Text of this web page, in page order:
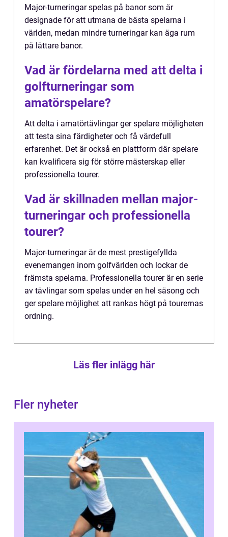
Major-turneringar spelas på banor som är
designade för att utmana de bästa spelarna i
världen, medan mindre turneringar kan äga rum
på lättare banor.
Vad är fördelarna med att delta i
golfturneringar som
amatörspelare?
Att delta i amatörtävlingar ger spelare möjligheten
att testa sina färdigheter och få värdefull
erfarenhet. Det är också en plattform där spelare
kan kvalificera sig för större mästerskap eller
professionella tourer.
Vad är skillnaden mellan major-
turneringar och professionella
tourer?
Major-turneringar är de mest prestigefyllda
evenemangen inom golfvärlden och lockar de
främsta spelarna. Professionella tourer är en serie
av tävlingar som spelas under en hel säsong och
ger spelare möjlighet att rankas högt på tourernas
ordning.
Läs fler inlägg här
Fler nyheter